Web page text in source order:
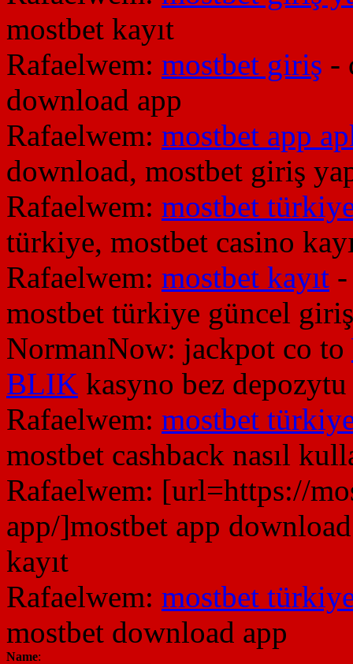
mostbet kayıt
Rafaelwem: mostbet giriş -
download app
Rafaelwem: mostbet app
download, mostbet giriş
Rafaelwem: mostbet
türkiye, mostbet casino
Rafaelwem: mostbet kayıt
mostbet türkiye güncel giriş
NormanNow: jackpot co to
BLIK kasyno bez
Rafaelwem: mostbet
mostbet cashback nasıl
Rafaelwem: [url=https://
app/]mostbet app
kayıt
Rafaelwem: mostbet
mostbet download app
Name: